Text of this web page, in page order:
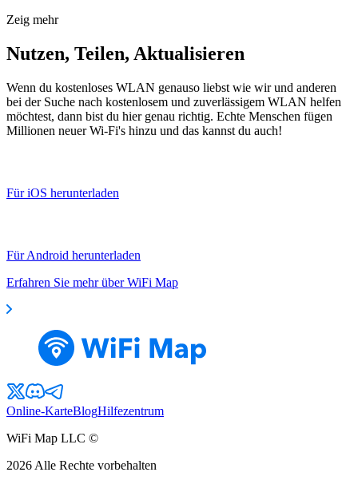
Zeig mehr
Nutzen, Teilen, Aktualisieren
Wenn du kostenloses WLAN genauso liebst wie wir und anderen
bei der Suche nach kostenlosem und zuverlässigem WLAN helfen
möchtest, dann bist du hier genau richtig. Echte Menschen fügen
Millionen neuer Wi-Fi's hinzu und das kannst du auch!
Für iOS herunterladen
Für Android herunterladen
Erfahren Sie mehr über WiFi Map
Online-KarteBlogHilfezentrum
WiFi Map LLC ©
2026 Alle Rechte vorbehalten